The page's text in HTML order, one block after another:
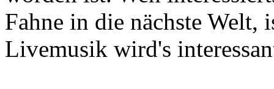
Fahne in die nächste
Livemusik wird's